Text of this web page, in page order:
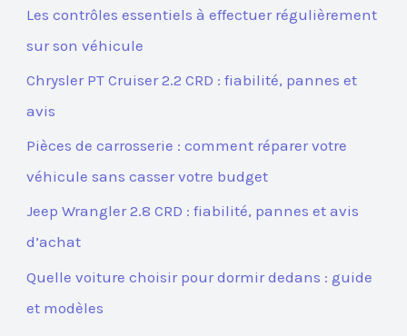
Les contrôles essentiels à effectuer régulièrement
sur son véhicule
Chrysler PT Cruiser 2.2 CRD : fiabilité, pannes et
avis
Pièces de carrosserie : comment réparer votre
véhicule sans casser votre budget
Jeep Wrangler 2.8 CRD : fiabilité, pannes et avis
d’achat
Quelle voiture choisir pour dormir dedans : guide
et modèles